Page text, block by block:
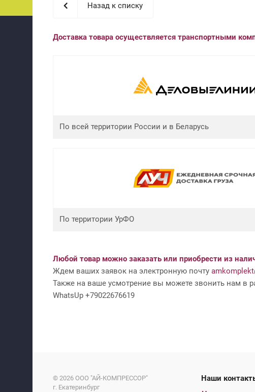
Назад к списку
Доставка товара осуществляется транспортными
По всей территории России и в Беларусь
По территории УрФО
Любой товар можно заказать или приобрести из
Ждем ваших заявок на электронную почту
Также на ваше усмотрение вы можете звонить нам в
WhatsUp +79022676619
© 2026 ООО "АЙ-КОМПРЕССОР"
г. Екатеринбург
Наши